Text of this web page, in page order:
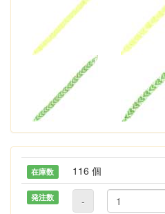
在庫数 116 個
発注数 -